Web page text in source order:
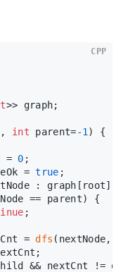
>> graph;
int parent=-1 )
{
= 0 ;
= true ;
: graph[root]) {
== parent) {
;
= dfs (nextNode,
&& nextCnt !=
CPP